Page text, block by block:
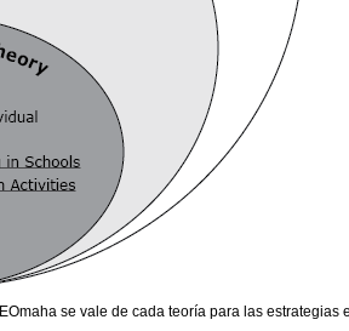
se vale de cada teoría para las